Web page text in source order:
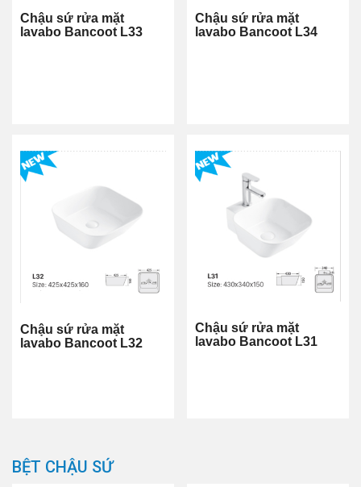
Chậu sứ rửa mặt
lavabo Bancoot L33
Chậu sứ rửa mặt
lavabo Bancoot L34
Chậu sứ rửa mặt
lavabo Bancoot L32
Chậu sứ rửa mặt
lavabo Bancoot L31
BỆT CHẬU SỨ